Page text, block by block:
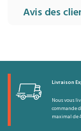
Avis des
Livraison
Nous vous
commande
maximal de